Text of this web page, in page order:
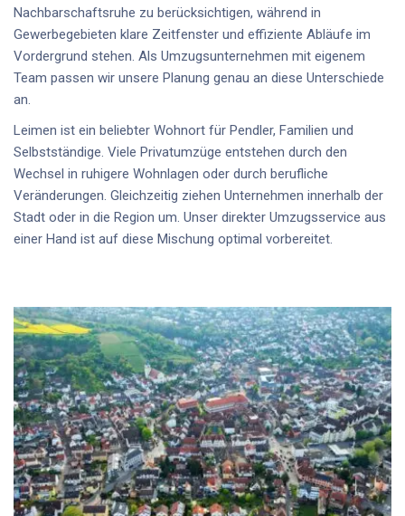
Nachbarschaftsruhe zu berücksichtigen, während in
Gewerbegebieten klare Zeitfenster und effiziente Abläufe im
Vordergrund stehen. Als Umzugsunternehmen mit eigenem
Team passen wir unsere Planung genau an diese Unterschiede
an.
Leimen ist ein beliebter Wohnort für Pendler, Familien und
Selbstständige. Viele Privatumzüge entstehen durch den
Wechsel in ruhigere Wohnlagen oder durch berufliche
Veränderungen. Gleichzeitig ziehen Unternehmen innerhalb der
Stadt oder in die Region um. Unser direkter Umzugsservice aus
einer Hand ist auf diese Mischung optimal vorbereitet.